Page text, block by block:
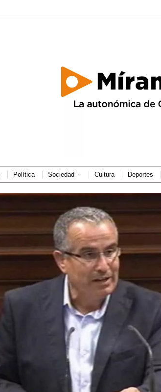
Política Sociedad Cultura Deportes